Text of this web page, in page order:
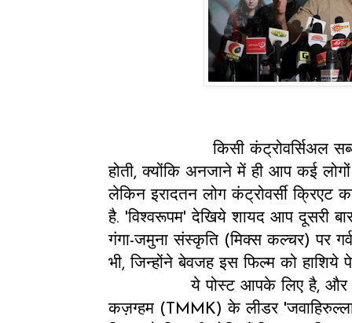
किसी कंट्रोवर्सिअल सब्जेक्ट
होती, क्योंकि अनजाने में ही आप कई
लेकिन इरादतन लोग कंट्रोवर्सी क्रिएट
है. 'विश्वरूपम' देखिये शायद आप दूसरी
गंगा-जमुना संस्कृति (मिक्स कल्चर) पर
भी, जिन्होंने बेवजह इस फिल्म को हाशिये
ये पोस्ट आपके लिए है, और ये
कज़ग्हम (TMMK) के लीडर